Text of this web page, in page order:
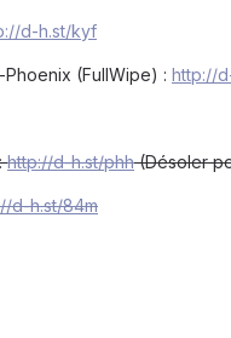
d-h.st/kyf
(FullWipe) : http://
http://d-h.st/phh(Désoler
d-h.st/84m